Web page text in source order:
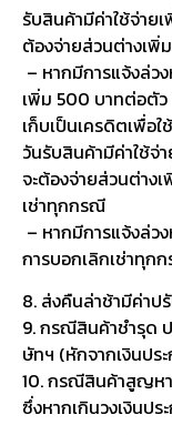
รับสินค้ามีค่าใช้จ่าย
ต้องจ่ายส่วนต่างเพิ่ม
– หากมีการแจ้งล่ว
เพิ่ม 500 บาทต่อตัว
เก็บเป็นเครดิตเพื่อใ
วันรับสินค้ามีค่าใช้จ่
จะต้องจ่ายส่วนต่าง
เช่าทุกกรณี
– หากมีการแจ้งล่ว
การบอกเลิกเช่าทุก
8. ส่งคืนล่าช้ามีค่าป
9. กรณีสินค้าชำรุด
ษัทฯ (หักจากเงินปร
10. กรณีสินค้าสูญหา
ซึ่งหากเกินวงเงินปร